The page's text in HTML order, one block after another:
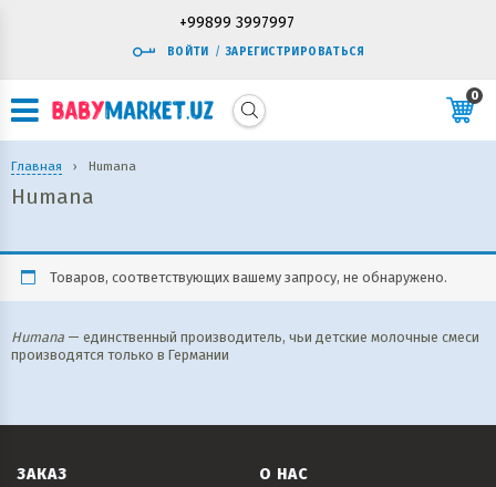
+99899 3997997
ВОЙТИ / ЗАРЕГИСТРИРОВАТЬСЯ
0
Главная › Humana
Humana
Товаров, соответствующих вашему запросу, не обнаружено.
Humana — единственный производитель, чьи детские молочные смеси
производятся только в Германии
ЗАКАЗ
О НАС